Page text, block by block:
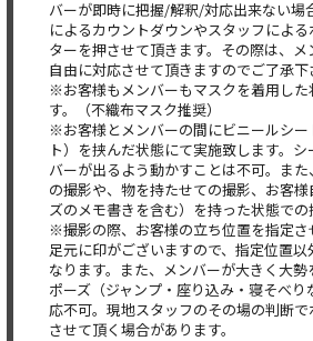
バーが即時に把握/解釈/対応出来ない場
によるカウントダウンやスタッフによ
ターを押させて頂きます。その際は、
自由に対応させて頂きますのでご了承下
※お客様もメンバーもマスクを着用した
す。（不織布マスク推奨）
※お客様とメンバーの間にビニールシー
ト）を挟んだ状態にて実施致します。
バーが出るよう動かすことは不可。ま
の撮影や、物を持たせての撮影、お客
ズのメモ書きを含む）を持った状態での
※撮影の際、お客様の立ち位置を指定さ
足元に印がございますので、指定位置
なります。また、メンバーが大きく大
ポーズ（ジャンプ・座り込み・寝そべ
応不可。現地スタッフのその場の判断
させて頂く場合があります。